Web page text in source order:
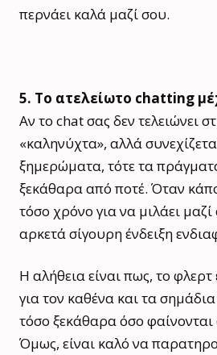
περνάει καλά μαζί σου.
5. Το ατελείωτο chatting
Αν το chat σας δεν τελειώνει
«καληνύχτα», αλλά
ξημερώματα, τότε τα
ξεκάθαρα από ποτέ. Όταν
τόσο χρόνο για να μιλάει μαζί
αρκετά σίγουρη ένδειξη
Η αλήθεια είναι πως, το φλερτ
για τον καθένα και τα
τόσο ξεκάθαρα όσο
Όμως, είναι καλό να